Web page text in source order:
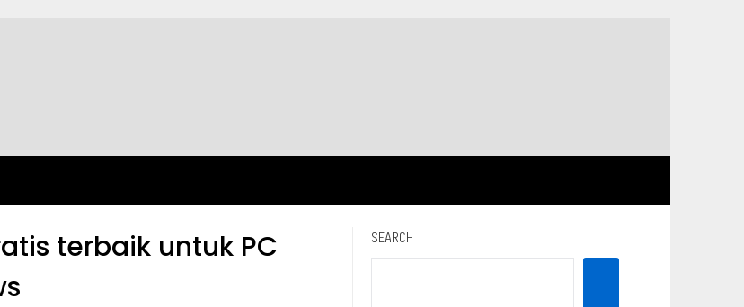
terbaik untuk PC
SEARCH